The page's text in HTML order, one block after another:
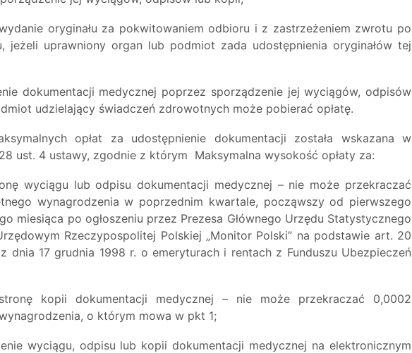
oryginału za pokwitowaniem odbioru i z zastrzeżeniem zwrotu po
jeżeli uprawniony organ lub podmiot zada udostępnienia oryginałów tej
dokumentacji medycznej poprzez sporządzenie jej wyciągów, odpisów
udzielający świadczeń zdrowotnych może pobierać opłatę.
opłat za udostępnienie dokumentacji została wskazana w
ust. 4 ustawy, zgodnie z którym Maksymalna wysokość opłaty za:
wyciągu lub odpisu dokumentacji medycznej – nie może przekraczać
wynagrodzenia w poprzednim kwartale, począwszy od pierwszego
miesiąca po ogłoszeniu przez Prezesa Głównego Urzędu Statystycznego
Rzeczypospolitej Polskiej „Monitor Polski” na podstawie art. 20
dnia 17 grudnia 1998 r. o emeryturach i rentach z Funduszu Ubezpieczeń
kopii dokumentacji medycznej – nie może przekraczać 0,0002
o którym mowa w pkt 1;
wyciągu, odpisu lub kopii dokumentacji medycznej na elektronicznym